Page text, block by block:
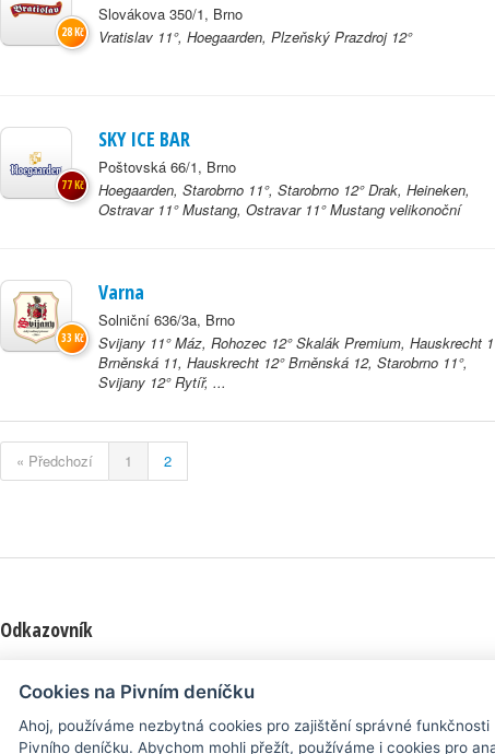
Slovákova 350/1, Brno
Vratislav 11°, Hoegaarden, Plzeňský Prazdroj 12°
28 Kč
SKY ICE BAR
Poštovská 66/1, Brno
Hoegaarden, Starobrno 11°, Starobrno 12° Drak, Heineken,
Ostravar 11° Mustang, Ostravar 11° Mustang velikonoční
77 Kč
Varna
Solniční 636/3a, Brno
Svijany 11° Máz, Rohozec 12° Skalák Premium, Hauskrecht
Brněnská 11, Hauskrecht 12° Brněnská 12, Starobrno 11°,
Svijany 12° Rytíř, ...
33 Kč
« Předchozí 1 2
Odkazovník
Blog| Nápady & připomínky | Aplikace pro
Poznámka pod čarou
Cookies na Pivním deníčku
Ahoj, používáme nezbytná cookies pro zajištění správné funkčnosti
Pivního deníčku. Abychom mohli přežít, používáme i cookies pro